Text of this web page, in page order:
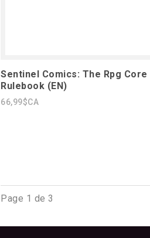
Sentinel Comics: The Rpg Core
Rulebook (EN)
66,99$CA
Page 1 de 3